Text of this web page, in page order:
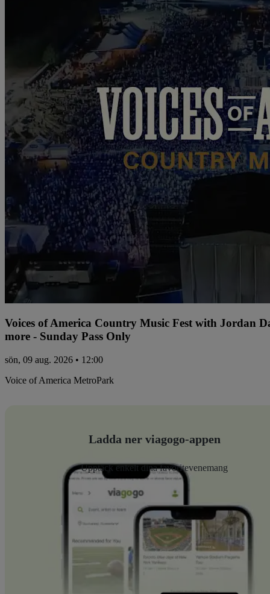
Voices of America Country Music Fest with Jordan
more - Sunday Pass Only
sön, 09 aug. 2026 • 12:00
Voice of America MetroPark
Ladda ner viagogo-appen
Upptäck enkelt dina favoritevenemang